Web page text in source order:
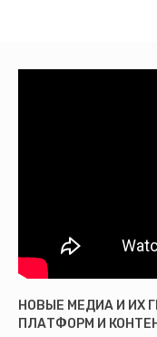
НОВЫЕ МЕДИА И ИХ
ПЛАТФОРМ И